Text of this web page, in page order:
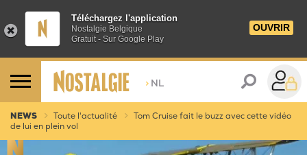
Téléchargez l'application
Nostalgie Belgique
Gratuit - Sur Google Play
OUVRIR
> NL
NEWS Toute l'actualité
Tom Cruise fait le buzz avec cette vidéo
de lui en plein vol